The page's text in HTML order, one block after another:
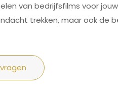
van bedrijfsfilms voor
trekken, maar ook de